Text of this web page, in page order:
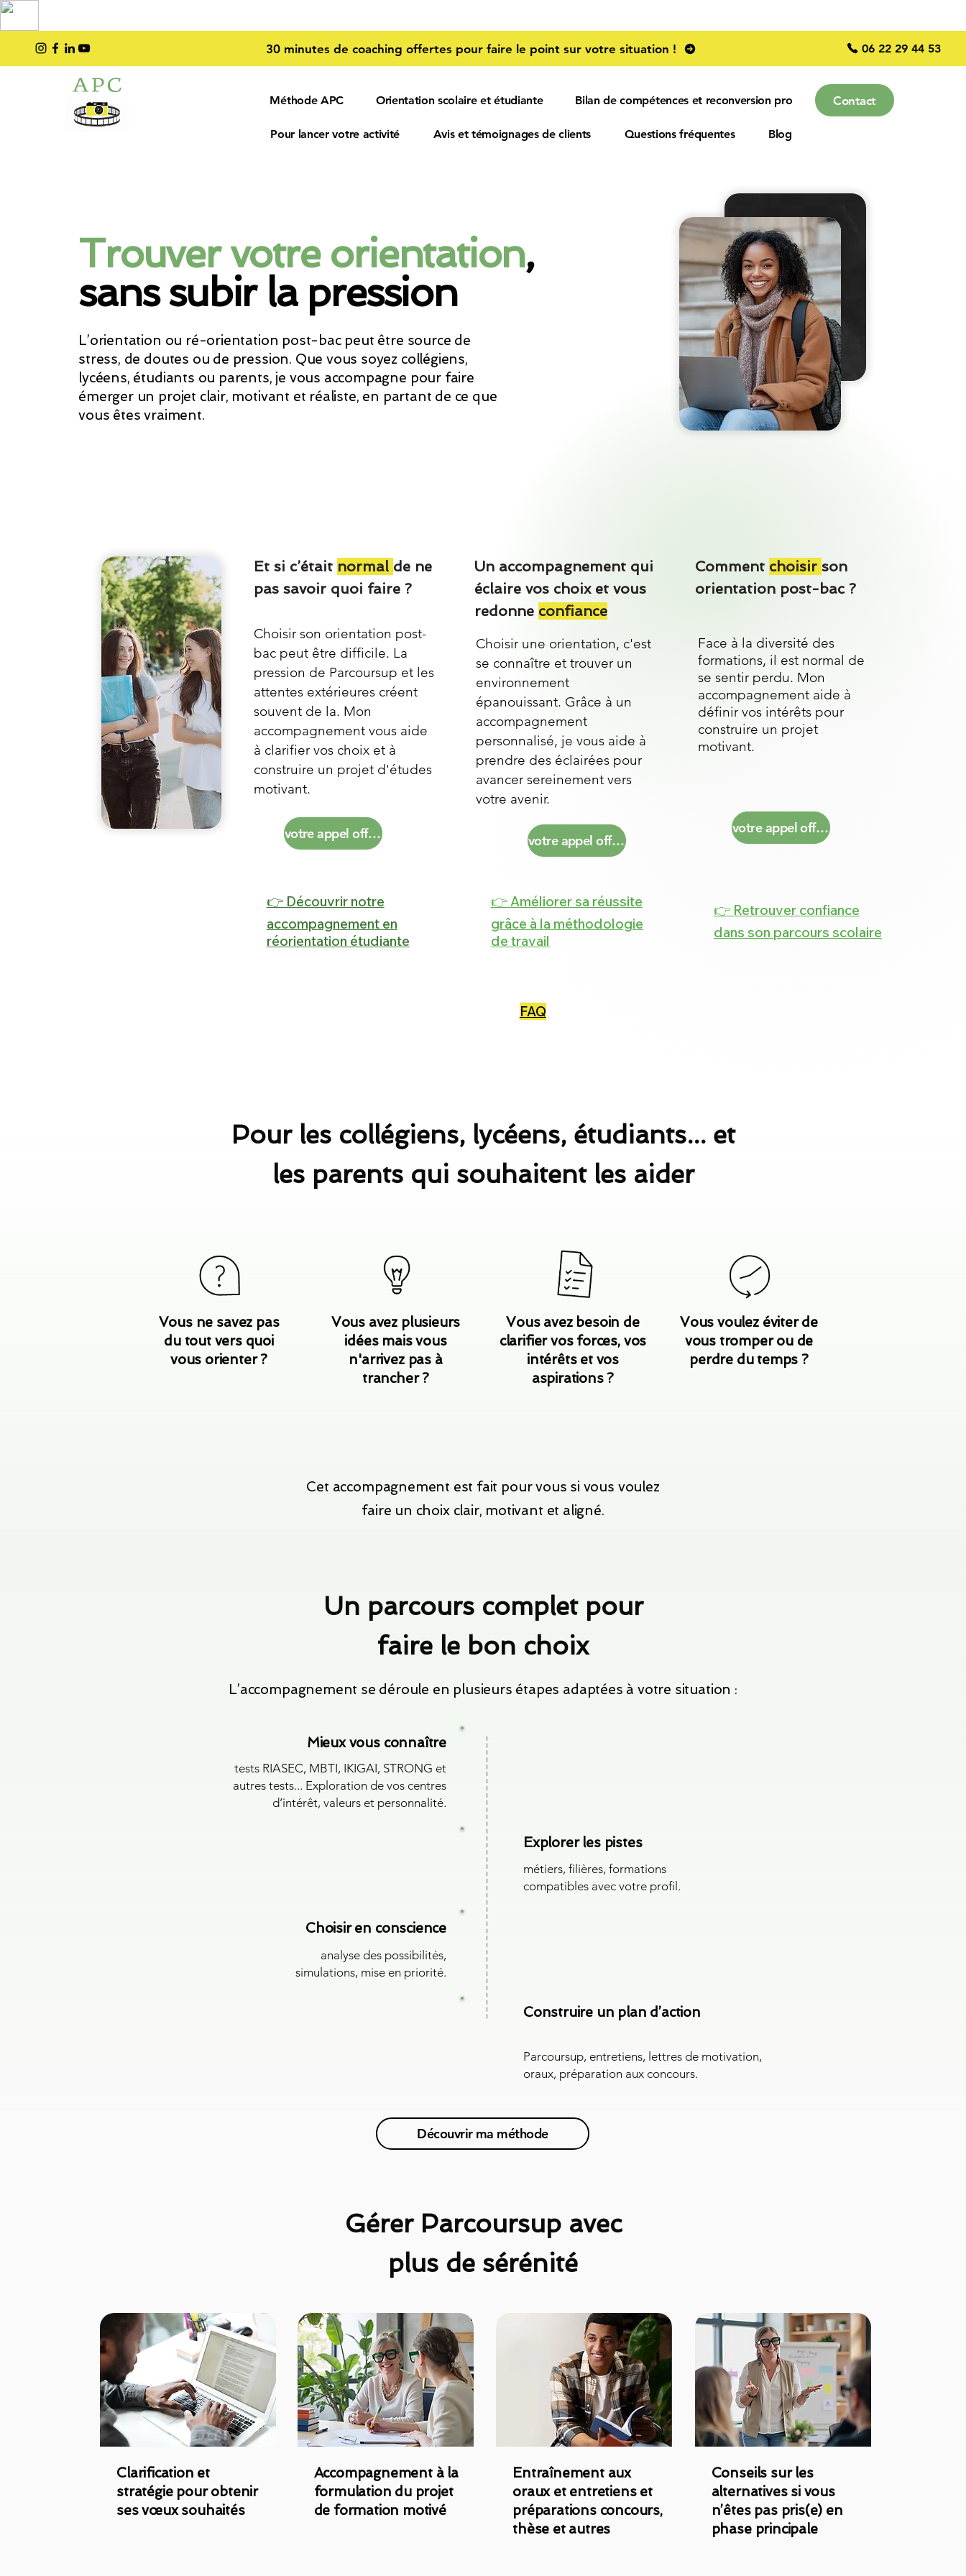
30 minutes de coaching offertes pour faire le point sur votre situation ! 06 22 29 44 53
Méthode APC Orientation scolaire et étudiante Bilan de compétences et reconversion pro
Pour lancer votre activité Avis et témoignages de clients Questions fréquentes Blog
Contact
Trouver votre orientation,
sans subir la pression
L’orientation ou ré-orientation post-bac peut être source de
stress, de doutes ou de pression. Que vous soyez collégiens,
lycéens, étudiants ou parents, je vous accompagne pour faire
émerger un projet clair, motivant et réaliste, en partant de ce que
vous êtes vraiment.
Et si c’était normal de ne
pas savoir quoi faire ?
Choisir son orientation post-
bac peut être difficile. La
pression de Parcoursup et les
attentes extérieures créent
souvent de la. Mon
accompagnement vous aide
à clarifier vos choix et à
construire un projet d'études
motivant.
votre appel offert
👉 Découvrir notre
accompagnement en
réorientation étudiante
Un accompagnement qui
éclaire vos choix et vous
redonne confiance
Choisir une orientation, c'est
se connaître et trouver un
environnement
épanouissant. Grâce à un
accompagnement
personnalisé, je vous aide à
prendre des éclairées pour
avancer sereinement vers
votre avenir.
votre appel offert
👉 Améliorer sa réussite
grâce à la méthodologie
de travail
FAQ
Comment choisir son
orientation post-bac ?
Face à la diversité des
formations, il est normal de
se sentir perdu. Mon
accompagnement aide à
définir vos intérêts pour
construire un projet
motivant.
votre appel offert
👉 Retrouver confiance
dans son parcours scolaire
Pour les collégiens, lycéens, étudiants... et
les parents qui souhaitent les aider
Vous ne savez pas
du tout vers quoi
vous orienter ?
Vous avez plusieurs
idées mais vous
n'arrivez pas à
trancher ?
Vous avez besoin de
clarifier vos forces, vos
intérêts et vos
aspirations ?
Vous voulez éviter de
vous tromper ou de
perdre du temps ?
Cet accompagnement est fait pour vous si vous voulez
faire un choix clair, motivant et aligné.
Un parcours complet pour
faire le bon choix
L’accompagnement se déroule en plusieurs étapes adaptées à votre situation :
Mieux vous connaître
tests RIASEC, MBTI, IKIGAI, STRONG et
autres tests... Exploration de vos centres
d’intérêt, valeurs et personnalité.
Explorer les pistes
métiers, filières, formations
compatibles avec votre profil.
Choisir en conscience
analyse des possibilités,
simulations, mise en priorité.
Construire un plan d’action
Parcoursup, entretiens, lettres de motivation,
oraux, préparation aux concours.
Découvrir ma méthode
Gérer Parcoursup avec
plus de sérénité
Clarification et
stratégie pour obtenir
ses vœux souhaités
Accompagnement à la
formulation du projet
de formation motivé
Entraînement aux
oraux et entretiens et
préparations concours,
thèse et autres
Conseils sur les
alternatives si vous
n’êtes pas pris(e) en
phase principale